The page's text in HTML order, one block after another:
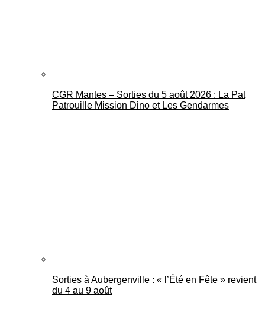
Mantes Actu
CGR Mantes – Sorties du 5 août 2026 : La Pat
Patrouille Mission Dino et Les Gendarmes
Sorties à Aubergenville : « l’Été en Fête » revient
du 4 au 9 août